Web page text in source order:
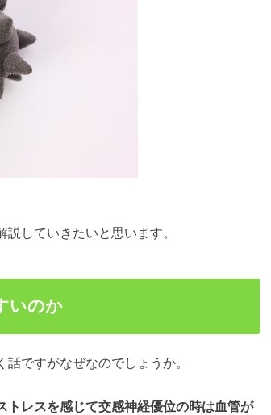
説していきたいと思います。
いのか
ですがなぜなのでしょうか。
トレスを感じて交感神経優位の時は血管が